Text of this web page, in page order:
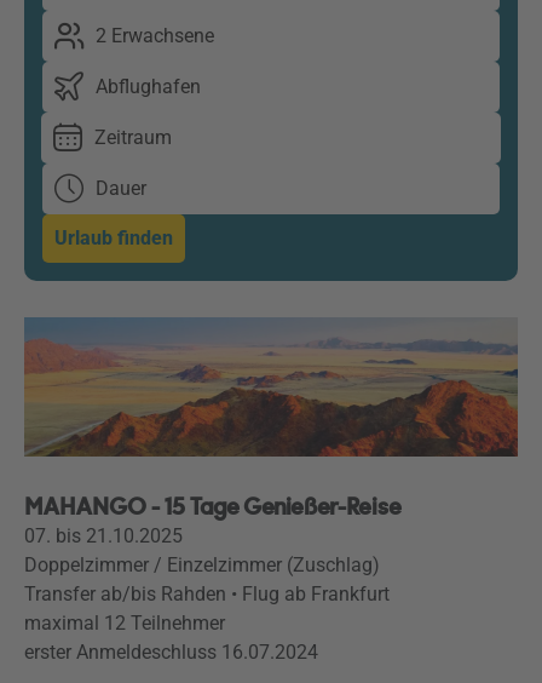
2 Erwachsene
Abflughafen
Zeitraum
Dauer
Urlaub finden
MAHANGO - 15 Tage Genießer-Reise
07. bis 21.10.2025
Doppelzimmer / Einzelzimmer (Zuschlag)
Transfer ab/bis Rahden • Flug ab Frankfurt
maximal 12 Teilnehmer
erster Anmeldeschluss 16.07.2024